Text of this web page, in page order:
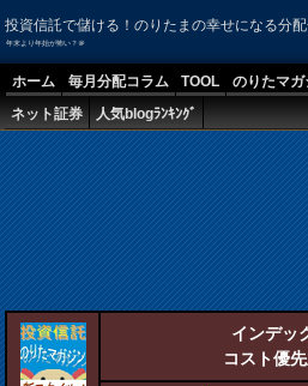
投資信託で儲ける！のりたまの幸せになる分
年末より年始が怖い？＠
ホーム 毎月分配コラム TOOL のりたマガ
ネット証券
人気blogﾗﾝｷﾝｸﾞ
インデッ
コスト優